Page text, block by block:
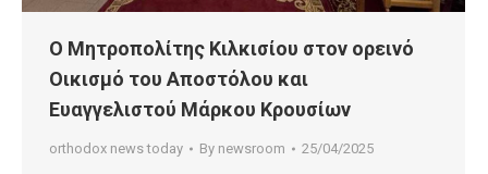
Ο Μητροπολίτης Κιλκισίου στον ορεινό
Οικισμό του Αποστόλου και
Ευαγγελιστού Μάρκου Κρουσίων
orthodox news today By newsroom 25/04/2025